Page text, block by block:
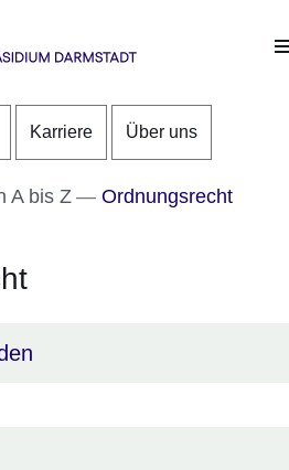
der Seite
der Seite
Karriere Über uns
A bis Z Ordnungsrecht